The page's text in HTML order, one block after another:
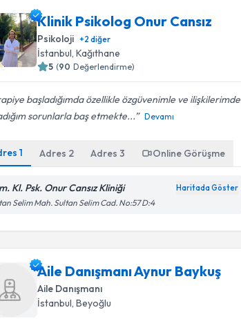
Klinik Psikolog Onur Cansız
Psikoloji +2 diğer
İstanbul, Kağıthane
5 (90 Değerlendirme)
başladığımda özellikle özgüvenimle ve ilişkilerimde
sorunlarla baş etmekte...
Devamı
1 Adres 2 Adres3 Online Görüşme
Kl. Psk. Onur Cansız Kliniği Haritada Göster
Selim Mah. Sultan Selim Cad. No:57 D:4
Aile Danışmanı Aynur Baykuş
Aile Danışmanı
İstanbul , Beyoğlu